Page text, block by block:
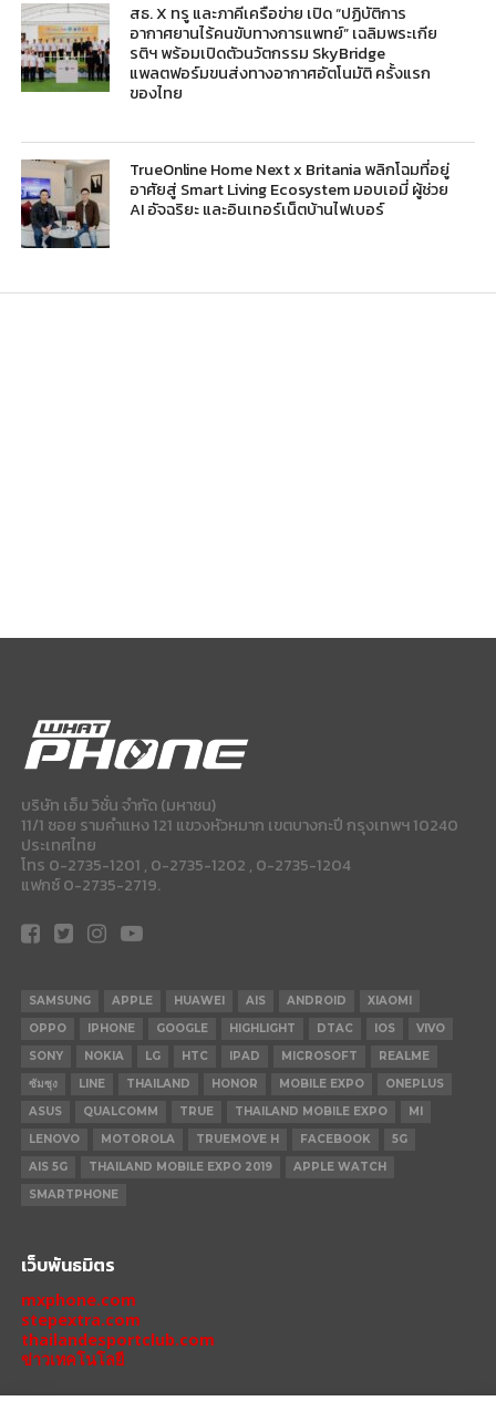
สธ. X ทรู และภาคีเครือข่าย เปิด “ปฏิบัติการ
อากาศยานไร้คนขับทางการแพทย์” เฉลิมพระเกีย
รติฯ พร้อมเปิดตัวนวัตกรรม SkyBridge
แพลตฟอร์มขนส่งทางอากาศอัตโนมัติ ครั้งแรก
ของไทย
TrueOnline Home Next x Britania พลิกโฉมที่อยู่
อาศัยสู่ Smart Living Ecosystem มอบเอมี่ ผู้ช่วย
AI อัจฉริยะ และอินเทอร์เน็ตบ้านไฟเบอร์
บริษัท เอ็ม วิชั่น จำกัด (มหาชน)
11/1 ซอย รามคำแหง 121 แขวงหัวหมาก เขตบางกะปี กรุงเทพฯ 10240
ประเทศไทย
โทร 0-2735-1201 , 0-2735-1202 , 0-2735-1204
แฟกซ์ 0-2735-2719.
SAMSUNG APPLE HUAWEI AIS ANDROID
XIAOMI
OPPO
IPHONE GOOGLE HIGHLIGHT DTAC IOS
VIVO
SONY
NOKIA LG HTC IPAD MICROSOFT
REALME
ซัมซุง
LINE THAILAND HONOR MOBILE EXPO
ONEPLUS
ASUS
QUALCOMM TRUE THAILAND MOBILE EXPO
MI
LENOVO
MOTOROLA TRUEMOVE H FACEBOOK
5G
AIS 5G
THAILAND MOBILE EXPO 2019
APPLE WATCH
SMARTPHONE
เว็บพันธมิตร
mxphone.com
stepextra.com
thailandesportclub.com
ข่าวเทคโนโลยี